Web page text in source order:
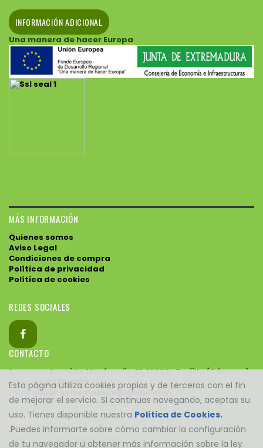
Esta página utiliza cookies propias y de terceros con el fin
de mejorar el servicio. Si continuas navegando, aceptas su
uso. Tienes disponible nuestra Política de Cookies.
.Puedes informarte sobre cómo cambiar la configuración
de tu navegador u obtener más información sobre la ley
INFORMACIÓN ADICIONAL
Una manera de hacer Europa
MÁS INFORMACIÓN
Quienes somos
Aviso Legal
Condiciones de compra
Política de privacidad
Política de cookies
REDES SOCIALES
CONTACTO
Direccion:Avenida Monfragüe 31, 10200 , Trujillo (Cáceres)
Telefono: 927321693
Email:
super.extremadura@gmail.com
HORARIO
LUNES A SABADO:09:00 - 21:31